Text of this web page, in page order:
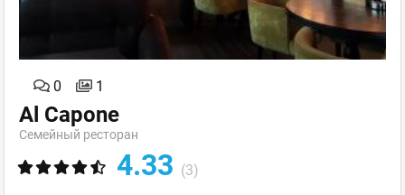
0 1
Al Capone
Семейный ресторан
4.33 (3)